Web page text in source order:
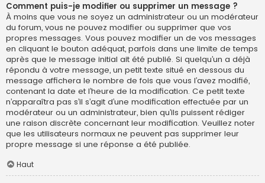
Comment puis-je modifier ou supprimer un message ?
À moins que vous ne soyez un administrateur ou un modérateur
du forum, vous ne pouvez modifier ou supprimer que vos
propres messages. Vous pouvez modifier un de vos messages
en cliquant le bouton adéquat, parfois dans une limite de temps
après que le message initial ait été publié. Si quelqu’un a déjà
répondu à votre message, un petit texte situé en dessous du
message affichera le nombre de fois que vous l’avez modifié,
contenant la date et l’heure de la modification. Ce petit texte
n’apparaîtra pas s’il s’agit d’une modification effectuée par un
modérateur ou un administrateur, bien qu’ils puissent rédiger
une raison discrète concernant leur modification. Veuillez noter
que les utilisateurs normaux ne peuvent pas supprimer leur
propre message si une réponse a été publiée.
Haut